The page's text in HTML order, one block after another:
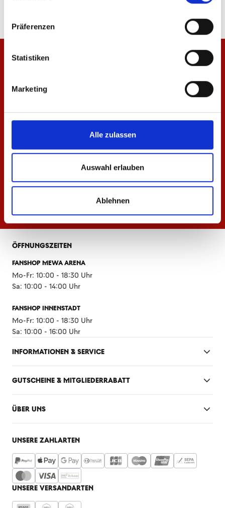
Präferenzen
Statistiken
Marketing
Alle zulassen
Auswahl erlauben
Ablehnen
ÖFFNUNGSZEITEN
FANSHOP MEWA ARENA
Mo-Fr: 10:00 - 18:30 Uhr
Sa: 10:00 - 14:00 Uhr
FANSHOP INNENSTADT
Mo-Fr: 10:00 - 18:30 Uhr
Sa: 10:00 - 16:00 Uhr
INFORMATIONEN & SERVICE
GUTSCHEINE & MITGLIEDERRABATT
ÜBER UNS
UNSERE ZAHLARTEN
UNSERE VERSANDARTEN